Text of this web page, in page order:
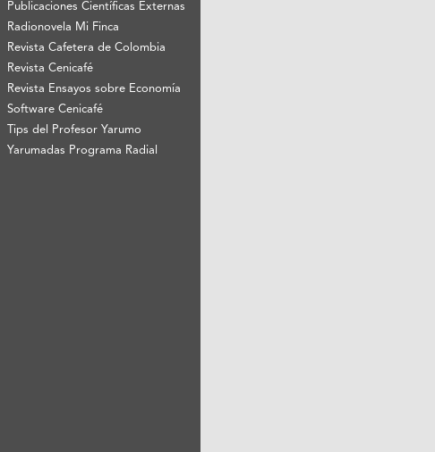
Publicaciones Científicas Externas
Radionovela Mi Finca
Revista Cafetera de Colombia
Revista Cenicafé
Revista Ensayos sobre Economía
Software Cenicafé
Tips del Profesor Yarumo
Yarumadas Programa Radial